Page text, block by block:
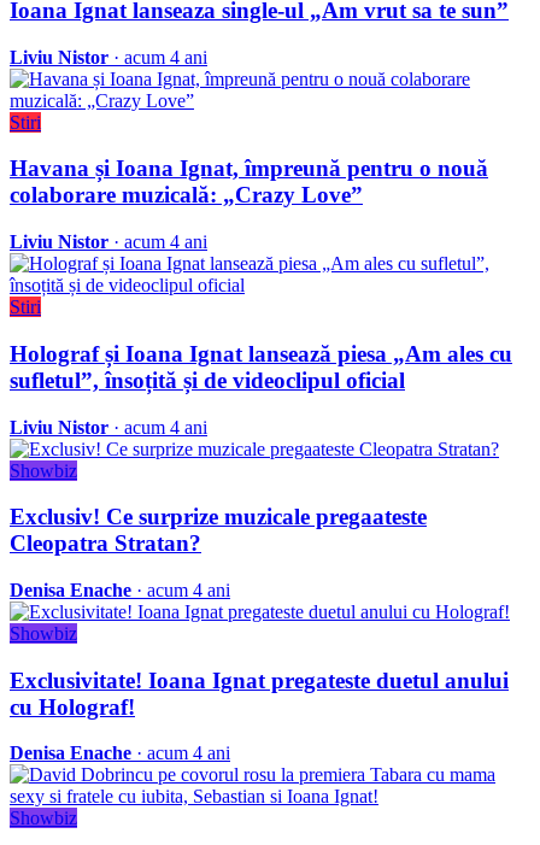
Ioana Ignat lanseaza single-ul „Am vrut sa te sun”
Liviu Nistor · acum 4 ani
Stiri
Havana și Ioana Ignat, împreună pentru o nouă
colaborare muzicală: „Crazy Love”
Liviu Nistor · acum 4 ani
Stiri
Holograf și Ioana Ignat lansează piesa „Am ales cu
sufletul”, însoțită și de videoclipul oficial
Liviu Nistor · acum 4 ani
Showbiz
Exclusiv! Ce surprize muzicale pregaateste
Cleopatra Stratan?
Denisa Enache · acum 4 ani
Showbiz
Exclusivitate! Ioana Ignat pregateste duetul anului
cu Holograf!
Denisa Enache · acum 4 ani
Showbiz